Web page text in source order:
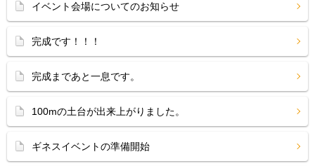
イベント会場についてのお知らせ
完成です！！！
完成まであと一息です。
100mの土台が出来上がりました。
ギネスイベントの準備開始